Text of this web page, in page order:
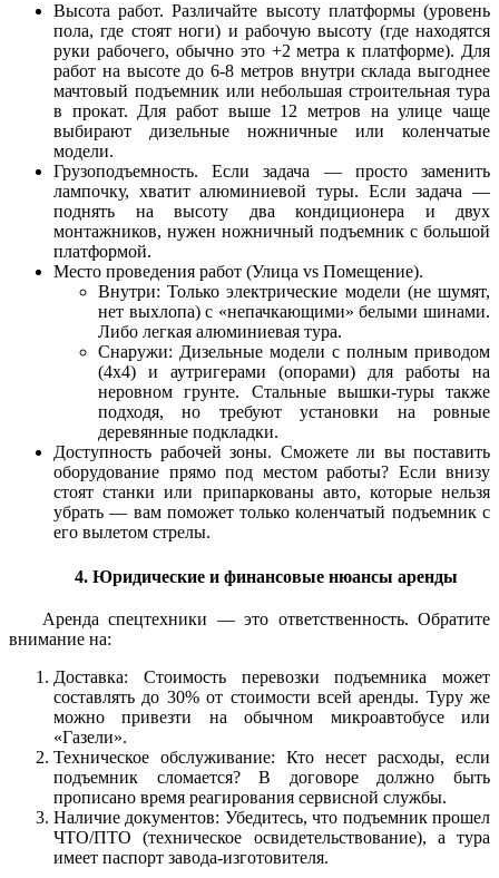
Высота работ.Различайте высоту платформы (уровень
пола, где стоят ноги) и рабочую высоту (где находятся
руки рабочего, обычно это +2 метра к платформе). Для
работ на высоте до 6-8 метров внутри склада выгоднее
мачтовый подъемник или небольшая строительная тура
в прокат. Для работ выше 12 метров на улице чаще
выбирают дизельные ножничные или коленчатые
модели.
Грузоподъемность.Если задача — просто заменить
лампочку, хватит алюминиевой туры. Если задача —
поднять на высоту два кондиционера и двух
монтажников, нужен ножничный подъемник с большой
платформой.
Место проведения работ (Улица vs Помещение).
Внутри: Только электрические модели (не шумят,
нет выхлопа) с «непачкающими» белыми шинами.
Либо легкая алюминиевая тура.
Снаружи: Дизельные модели с полным приводом
(4x4) и аутригерами (опорами) для работы на
неровном грунте. Стальные вышки-туры также
подходя, но требуют установки на ровные
деревянные подкладки.
Доступность рабочей зоны. Сможете ли вы поставить
оборудование прямо под местом работы? Если внизу
стоят станки или припаркованы авто, которые нельзя
убрать — вам поможет только коленчатый подъемник с
его вылетом стрелы.
4. Юридические и финансовые нюансы аренды
Аренда спецтехники — это ответственность. Обратите
внимание на:
Доставка: Стоимость перевозки подъемника может
составлять до 30% от стоимости всей аренды. Туру же
можно привезти на обычном микроавтобусе или
«Газели».
Техническое обслуживание: Кто несет расходы, если
подъемник сломается? В договоре должно быть
прописано время реагирования сервисной службы.
Наличие документов: Убедитесь, что подъемник прошел
ЧТО/ПТО (техническое освидетельствование), а тура
имеет паспорт завода-изготовителя.